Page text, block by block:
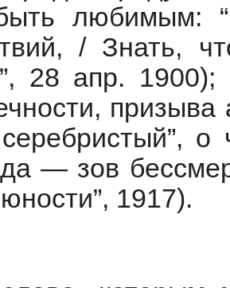
любимым:
/ Знать,
28 апр.
призыва
— зов
1917).